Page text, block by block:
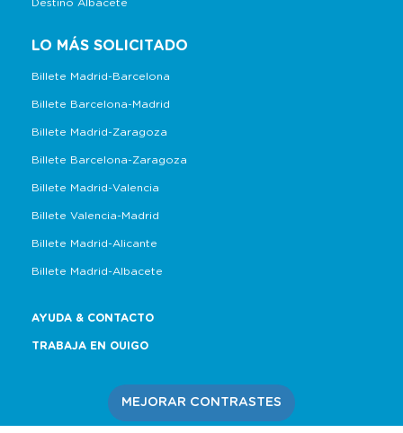
Destino Albacete
LO MÁS SOLICITADO
Billete Madrid-Barcelona
Billete Barcelona-Madrid
Billete Madrid-Zaragoza
Billete Barcelona-Zaragoza
Billete Madrid-Valencia
Billete Valencia-Madrid
Billete Madrid-Alicante
Billete Madrid-Albacete
AYUDA & CONTACTO
TRABAJA EN OUIGO
MEJORAR CONTRASTES